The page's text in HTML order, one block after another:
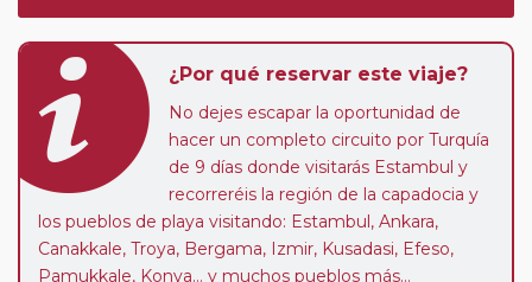
¿Por qué reservar este viaje?
No dejes escapar la oportunidad de
hacer un completo circuito por Turquía
de 9 días donde visitarás Estambul y
recorreréis la región de la capadocia y
los pueblos de playa visitando: Estambul, Ankara,
Canakkale, Troya, Bergama, Izmir, Kusadasi, Efeso,
Pamukkale, Konya… y muchos pueblos más…